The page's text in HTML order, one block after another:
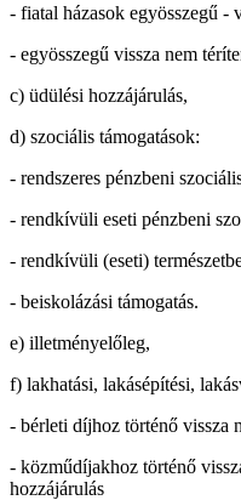
- fiatal házasok egyösszegű -
- egyösszegű vissza nem
c) üdülési hozzájárulás,
d) szociális támogatások:
- rendszeres pénzbeni
- rendkívüli eseti pénzbeni
- rendkívüli (eseti)
- beiskolázási támogatás.
e) illetményelőleg,
f) lakhatási, lakásépítési,
- bérleti díjhoz történő vissza
- közműdíjakhoz történő
hozzájárulás